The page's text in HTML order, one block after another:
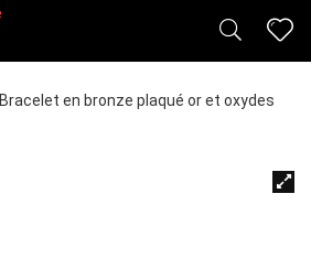
Bracelet en bronze plaqué or et oxydes